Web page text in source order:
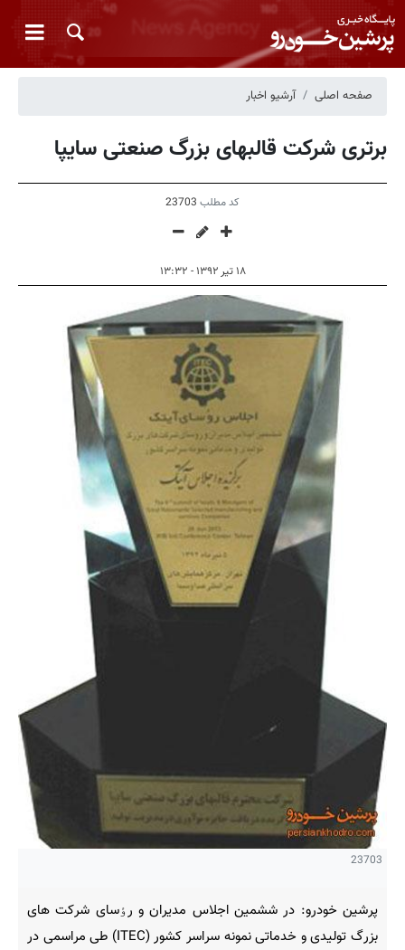
صفحه اصلی آرشیو اخبار
برتری شرکت قالبهای بزرگ صنعتی سایپا
کد مطلب 23703
۱۸ تیر ۱۳۹۲ - ۱۳:۳۲
23703
پرشین خودرو: در ششمین اجلاس مدیران و رٶسای شرکت های
بزرگ تولیدی و خدماتی نمونه سراسر کشور (ITEC) طی مراسمی در